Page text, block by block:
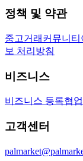
정책 및 약관
중고거래 커뮤니티
보 처리방침
비즈니스
비즈니스 등록협
고객센터